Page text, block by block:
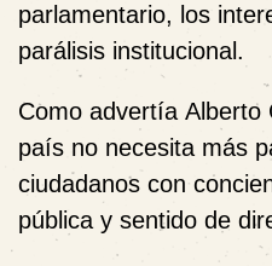
parlamentario, los
parálisis institucional.
Como advertía Alberto
país no necesita más
ciudadanos con
pública y sentido de